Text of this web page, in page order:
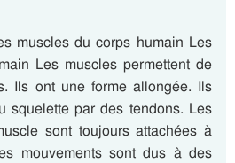
muscles du corps humain Les
Les muscles permettent de
Ils ont une forme allongée. Ils
squelette par des tendons. Les
sont toujours attachées à
mouvements sont dus à des